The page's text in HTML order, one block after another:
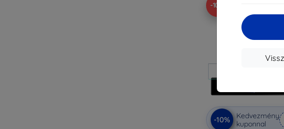
-10%
-10%
Kedvezmény
kuponnal